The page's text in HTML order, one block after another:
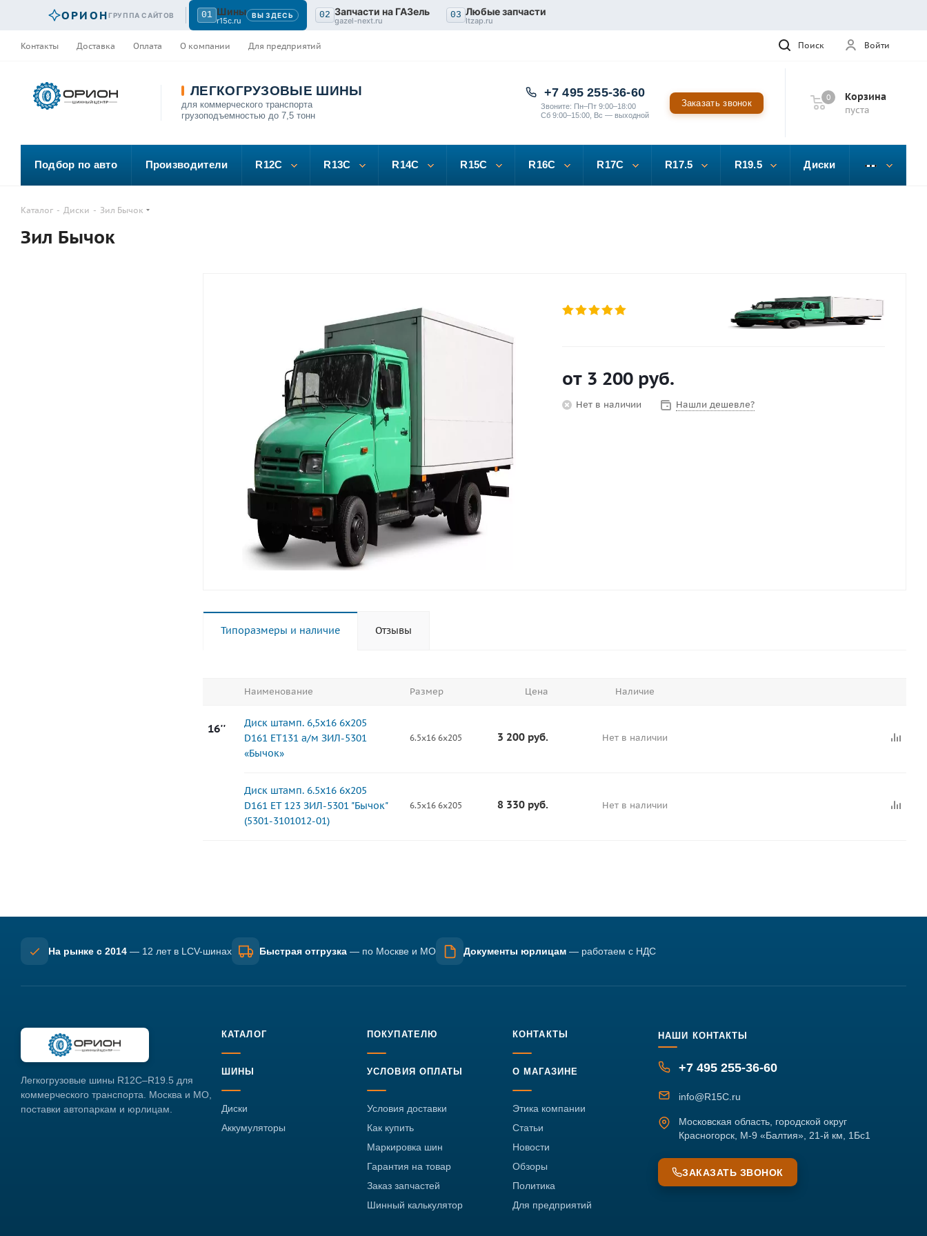
ОРИОНГРУППА САЙТОВ 01 Шины
r15c.ru
ВЫ ЗДЕСЬ 02 Запчасти на ГАЗель
gazel-next.ru
03 Любые запчасти
ltzap.ru
Контакты Доставка Оплата О компании Для предприятий Войти
Поиск
ЛЕГКОГРУЗОВЫЕ ШИНЫ
для коммерческого транспорта
грузоподъемностью до 7,5 тонн
Корзина
пуста
0
+7 495 255-36-60
Звоните: Пн–Пт 9:00–18:00
Сб 9:00–15:00, Вс — выходной
Заказать звонок
Подбор по авто Производители R12C R13C R14C R15C R16C R17C R17.5 R19.5 Диски
Каталог - Диски - Зил Бычок
Зил Бычок
от 3 200 руб.
Нет в наличии Нашли дешевле?
Типоразмеры и наличие Отзывы
Наименование Размер Цена Наличие
16''
Диск штамп. 6,5x16 6х205
D161 ET131 а/м ЗИЛ-5301
«Бычок»
6.5x16 6x205 3 200 руб. Нет в наличии
Диск штамп. 6.5х16 6х205
D161 ET 123 ЗИЛ-5301 "Бычок"
(5301-3101012-01)
6.5x16 6x205 8 330 руб. Нет в наличии
На рынке с 2014 — 12 лет в LCV-шинах Быстрая отгрузка — по Москве и МО Документы юрлицам — работаем с НДС
Легкогрузовые шины R12C–R19.5 для
коммерческого транспорта. Москва и МО,
поставки автопаркам и юрлицам.
КАТАЛОГ
ШИНЫ
Диски
Аккумуляторы
ПОКУПАТЕЛЮ
УСЛОВИЯ ОПЛАТЫ
Условия доставки
Как купить
Маркировка шин
Гарантия на товар
Заказ запчастей
Шинный калькулятор
КОНТАКТЫ
О МАГАЗИНЕ
Этика компании
Статьи
Новости
Обзоры
Политика
Для предприятий
НАШИ КОНТАКТЫ
+7 495 255-36-60
info@R15C.ru
Московская область, городской округ
Красногорск, М-9 «Балтия», 21-й км, 1Бс1
ЗАКАЗАТЬ ЗВОНОК